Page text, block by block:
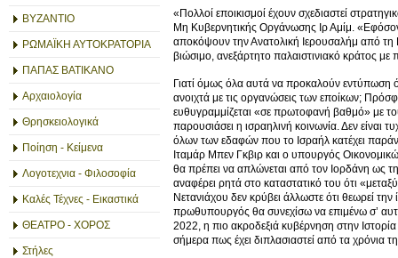
ΒΥΖΑΝΤΙΟ
ΡΩΜΑΪΚΗ ΑΥΤΟΚΡΑΤΟΡΙΑ
ΠΑΠΑΣ ΒΑΤΙΚΑΝΟ
Αρχαιολογία
Θρησκειολογικά
Ποίηση - Κείμενα
Λογοτεχνια - Φιλοσοφία
Καλές Τέχνες - Εικαστικά
ΘΕΑΤΡΟ - ΧΟΡΟΣ
Στήλες
«Πολλοί εποικισμοί έχουν σχεδιαστεί
Μη Κυβερνητικής Οργάνωσης Ιρ Αμίμ.
αποκόψουν την Ανατολική Ιερουσαλήμ από τη
βιώσιμο, ανεξάρτητο παλαιστινιακό κράτος
Γιατί όμως όλα αυτά να προκαλούν εντύπωση
ανοιχτά με τις οργανώσεις των εποίκων;
ευθυγραμμίζεται «σε πρωτοφανή βαθμό» με
παρουσιάσει η ισραηλινή κοινωνία. Δεν είναι
όλων των εδαφών που το Ισραήλ κατέχει
Ιταμάρ Μπεν Γκβιρ και ο υπουργός
θα πρέπει να απλώνεται από τον Ιορδάνη ως
αναφέρει ρητά στο καταστατικό του ότι
Νετανιάχου δεν κρύβει άλλωστε ότι θεωρεί
πρωθυπουργός θα συνεχίσω να επιμένω σ’
2022, η πιο ακροδεξιά κυβέρνηση στην Ιστορία
σήμερα πως έχει διπλασιαστεί από τα χρόνια